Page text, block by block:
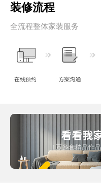
装修流程
全流程整体家装服务